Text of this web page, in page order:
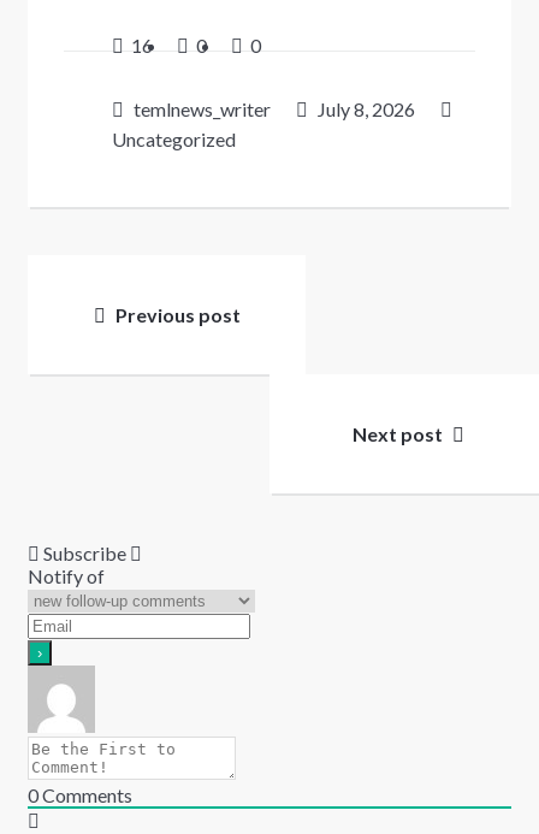
16 0 0
temlnews_writer
July 8, 2026
Uncategorized
navigation
Previous post
Next post
Subscribe
Notify of
0Comments